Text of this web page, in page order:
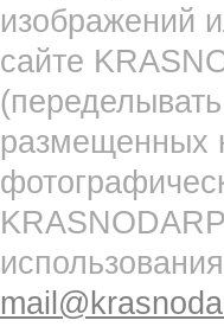
изображений
сайте
размещенных